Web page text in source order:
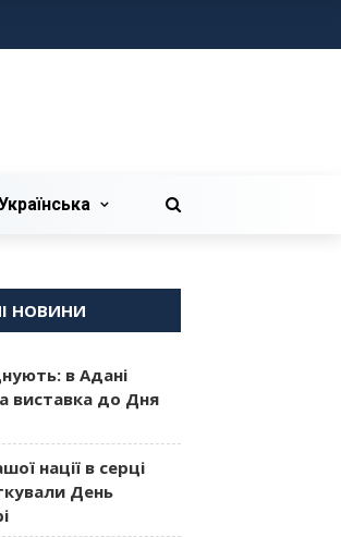
НОВИНИ
в Адані
виставка до Дня
нації в серці
День